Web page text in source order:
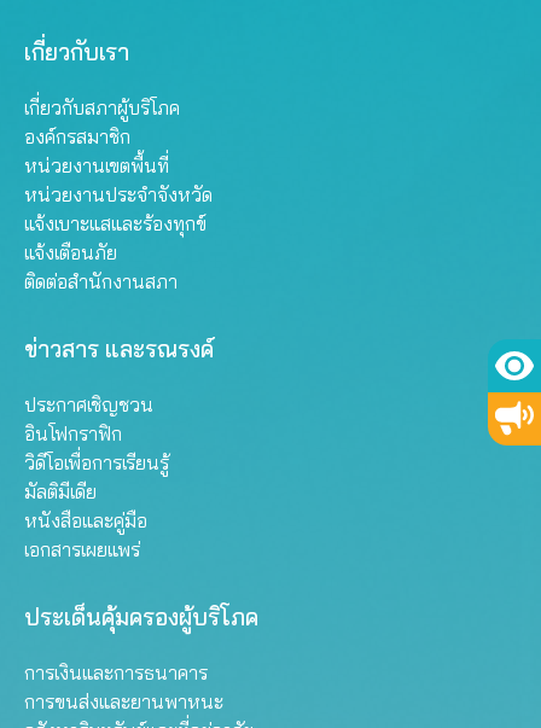
เกี่ยวกับเรา
เกี่ยวกับสภาผู้บริโภค
องค์กรสมาชิก
หน่วยงานเขตพื้นที่
หน่วยงานประจำจังหวัด
แจ้งเบาะแสและร้องทุกข์
แจ้งเตือนภัย
ติดต่อสำนักงานสภา
ข่าวสาร และรณรงค์
ประกาศเชิญชวน
อินโฟกราฟิก
วิดีโอเพื่อการเรียนรู้
มัลติมีเดีย
หนังสือและคู่มือ
เอกสารเผยแพร่
ประเด็นคุ้มครองผู้บริโภค
การเงินและการธนาคาร
การขนส่งและยานพาหนะ